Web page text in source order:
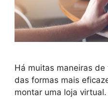
Há muitas maneiras
das formas mais
montar uma loja